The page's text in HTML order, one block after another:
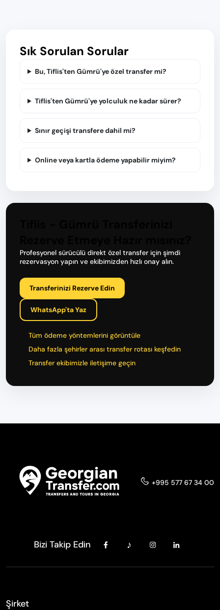
Sık Sorulan Sorular
Bu, Tiflis'ten Gümrü'ye özel transfer mi?
Tiflis'ten Gümrü'ye yolculuk ne kadar sürer?
Sınır geçişi transfere dahil mi?
Online veya kartla ödeme yapabilir miyim?
Profesyonel sürücülü direkt özel transfer için şimdi
rezervasyon yapın ve ekibimizden hızlı onay alın.
Transferinizi Rezerve Edin
WhatsApp'ta Yaz
Tüm ödeme yöntemlerini görüntüle
Daha fazla şehirler arası transfer rotası keşfedin
Transfer ekibimizle iletişime geçin
+995 577 67 34 00
Bizi Takip Edin
Şirket